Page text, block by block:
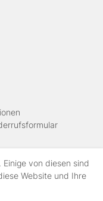
von diesen sind
Website und Ihre